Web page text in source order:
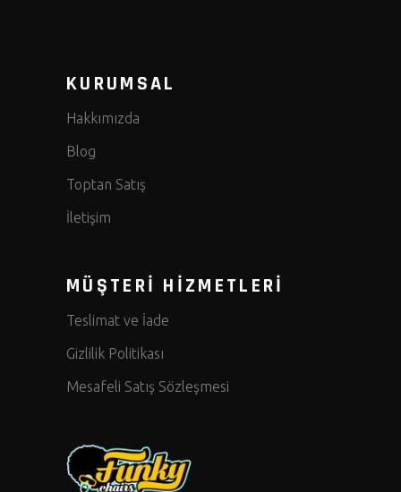
KURUMSAL
Hakkımızda
Blog
Toptan Satış
İletişim
MÜŞTERİ HİZMETLERİ
Teslimat ve İade
Gizlilik Politikası
Mesafeli Satış Sözleşmesi